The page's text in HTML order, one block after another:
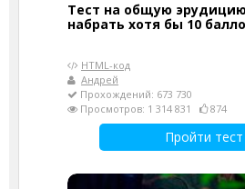
Тест на общую
набрать хотя бы 10
HTML-код
Андрей
Прохождений: 673 730
Просмотров: 1 314 831
874
Пройти тест